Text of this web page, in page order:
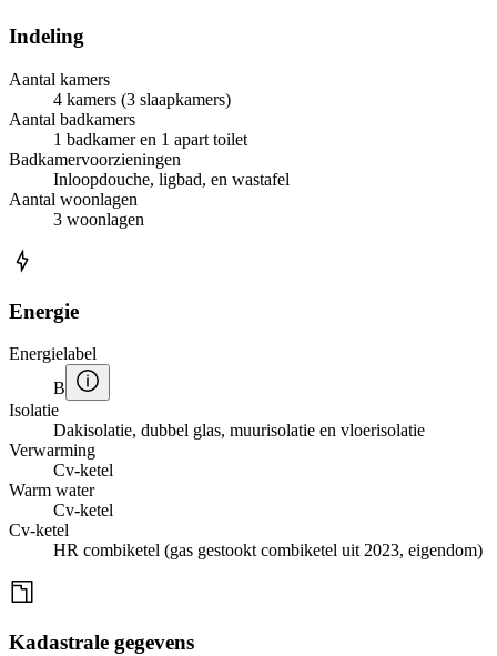
Indeling
Aantal kamers
4 kamers (3 slaapkamers)
Aantal badkamers
1 badkamer en 1 apart toilet
Badkamervoorzieningen
Inloopdouche, ligbad, en wastafel
Aantal woonlagen
3 woonlagen
Energie
Energielabel
B
Isolatie
Dakisolatie, dubbel glas, muurisolatie en vloerisolatie
Verwarming
Cv-ketel
Warm water
Cv-ketel
Cv-ketel
HR combiketel (gas gestookt combiketel uit 2023, eigendom)
Kadastrale gegevens